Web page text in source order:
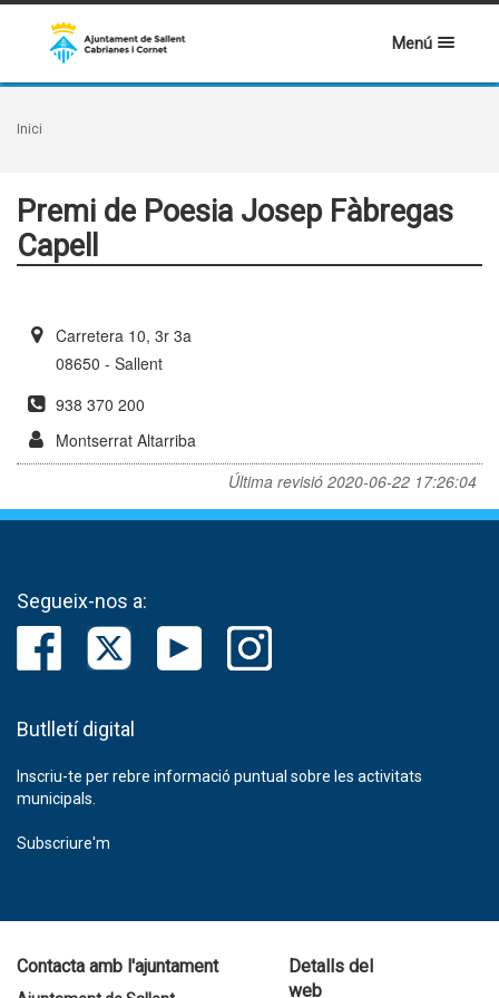
Menú
Inici
Premi de Poesia Josep Fàbregas
Capell
Carretera 10, 3r 3a
08650 - Sallent
938 370 200
Montserrat Altarriba
Última revisió 2020-06-22 17:26:04
Segueix-nos a:
Butlletí digital
Inscriu-te per rebre informació puntual sobre les activitats
municipals.
Subscriure'm
Contacta amb l'ajuntament
Detalls del
web